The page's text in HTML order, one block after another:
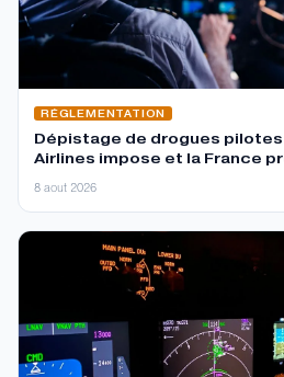
RÉGLEMENTATION
Dépistage de drogues pilotes
Airlines impose et la France
8 aout 2026